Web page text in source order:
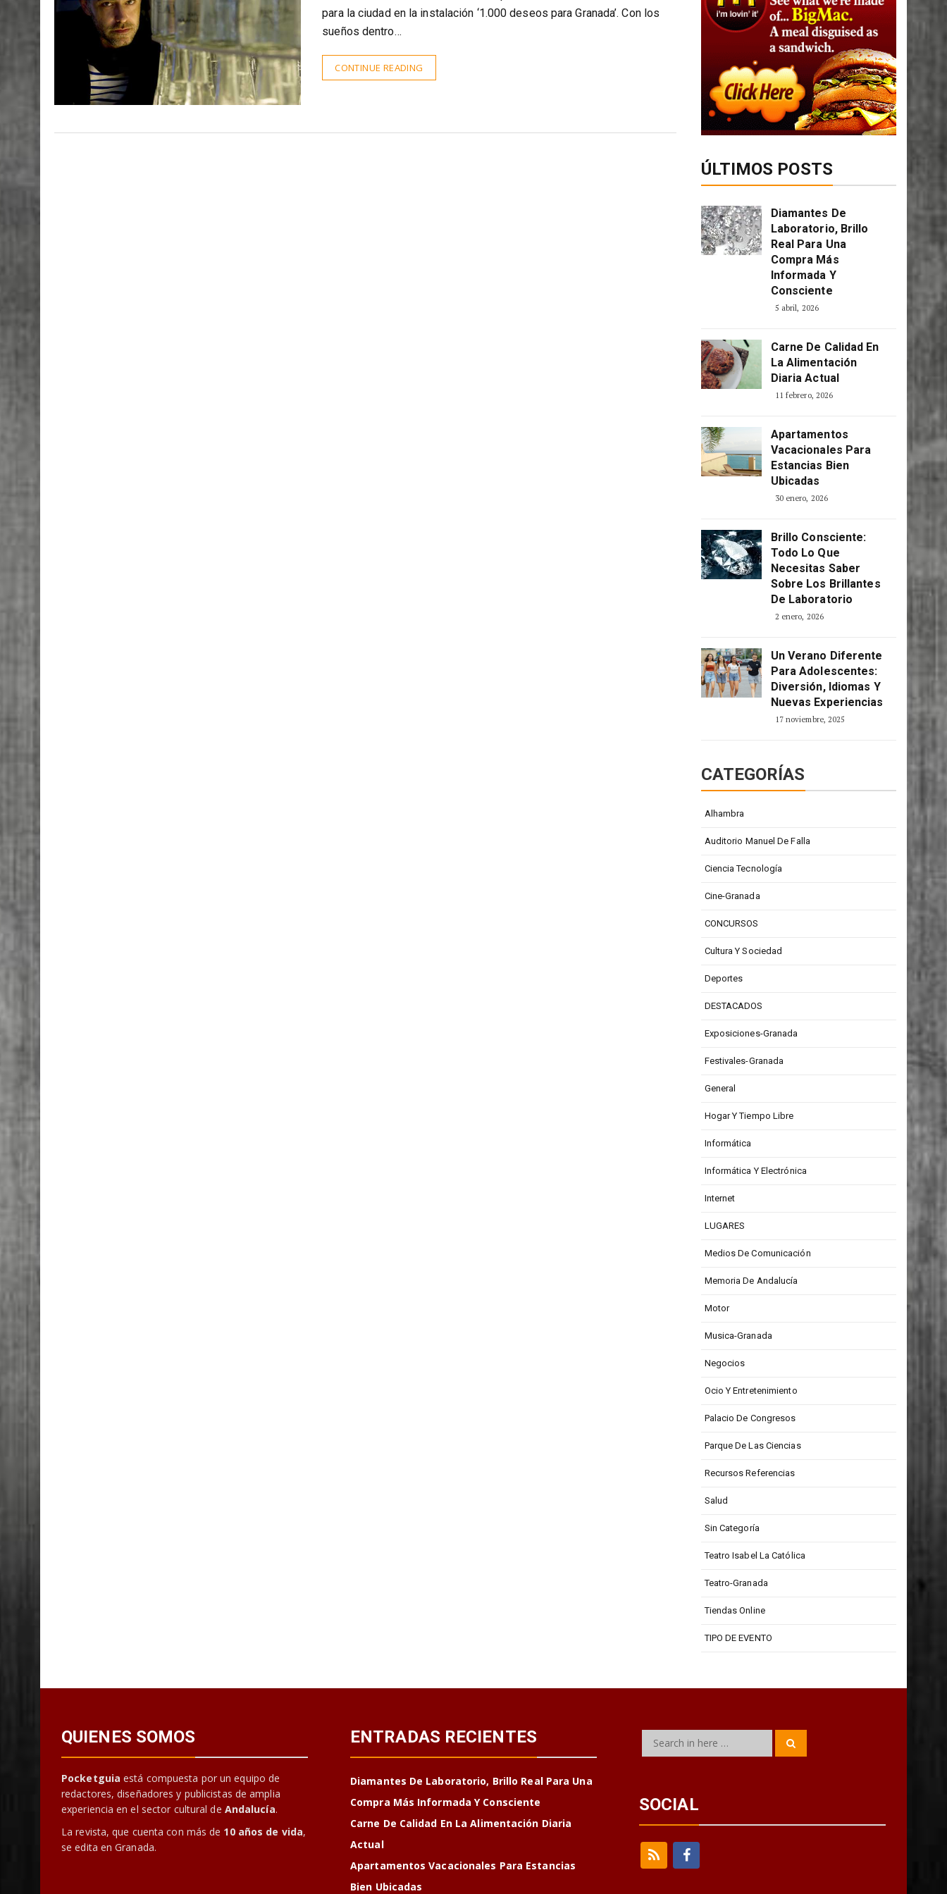
para la ciudad en la instalación ‘1.000 deseos para Granada’. Con los
sueños dentro…
CONTINUE READING
ÚLTIMOS POSTS
Diamantes De
Laboratorio, Brillo
Real Para Una
Compra Más
Informada Y
Consciente
5 abril, 2026
Carne De Calidad En
La Alimentación
Diaria Actual
11 febrero, 2026
Apartamentos
Vacacionales Para
Estancias Bien
Ubicadas
30 enero, 2026
Brillo Consciente:
Todo Lo Que
Necesitas Saber
Sobre Los Brillantes
De Laboratorio
2 enero, 2026
Un Verano Diferente
Para Adolescentes:
Diversión, Idiomas Y
Nuevas Experiencias
17 noviembre, 2025
CATEGORÍAS
Alhambra
Auditorio Manuel De Falla
Ciencia Tecnología
Cine-Granada
CONCURSOS
Cultura Y Sociedad
Deportes
DESTACADOS
Exposiciones-Granada
Festivales-Granada
General
Hogar Y Tiempo Libre
Informática
Informática Y Electrónica
Internet
LUGARES
Medios De Comunicación
Memoria De Andalucía
Motor
Musica-Granada
Negocios
Ocio Y Entretenimiento
Palacio De Congresos
Parque De Las Ciencias
Recursos Referencias
Salud
Sin Categoría
Teatro Isabel La Católica
Teatro-Granada
Tiendas Online
TIPO DE EVENTO
QUIENES SOMOS
Pocketguia está compuesta por un equipo de
redactores, diseñadores y publicistas de amplia
experiencia en el sector cultural de Andalucía.
La revista, que cuenta con más de 10 años de vida,
se edita en Granada.
ENTRADAS RECIENTES
Diamantes De Laboratorio, Brillo Real Para Una
Compra Más Informada Y Consciente
Carne De Calidad En La Alimentación Diaria
Actual
Apartamentos Vacacionales Para Estancias
Bien Ubicadas
Search
SOCIAL